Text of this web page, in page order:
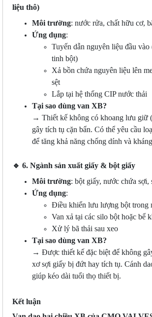
liệu thô)
Môi trường: nước rửa, chất hữu cơ,
Ứng dụng:
Tuyến dẫn nguyên liệu đầu vào
tinh bột)
Xả bồn chứa nguyên liệu lên
sệt
Lắp tại hệ thống CIP nước thải
Tại sao dùng van XB?
→ Thiết kế không có khoang lưu giữ
gây tích tụ cặn bẩn. Có thể yêu cầu
để tăng khả năng chống dính và
🔹 6. Ngành sản xuất giấy & bột giấy
Môi trường: bột giấy, nước chứa sợi,
Ứng dụng:
Điều khiển lưu lượng bột trong
Van xả tại các silo bột hoặc bể
Xử lý bã thải sau xeo
Tại sao dùng van XB?
→ Được thiết kế đặc biệt để không
xơ sợi giấy bị đứt hay tích tụ. Cánh
giúp kéo dài tuổi thọ thiết bị.
Kết luận